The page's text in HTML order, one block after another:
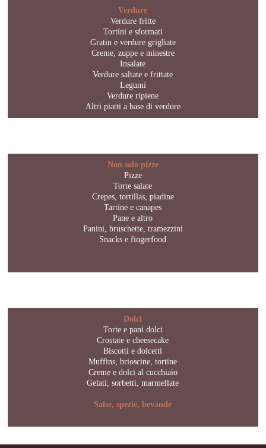
Verdure
Verdure fritte
Tortini e sformati
Gratin e verdure grigliate
Creme, zuppe e minestre
Insalate
Verdure saltate e frittate
Legumi
Verdure ripiene
Altri piatti a base di verdure
Non solo pizze
Pizze
Torte salate
Crepes, tortillas, piadine
Tartine e canapes
Pane e altro
Panini, bruschette, tramezzini
Snacks e fingerfood
Dolci
Torte e pani dolci
Crostate e cheesecake
Biscotti e dolcetti
Muffins, brioscine, tortine
Creme e dolci al cucchiaio
Gelati, sorbetti, marmellate
Salse, spezie, bevande